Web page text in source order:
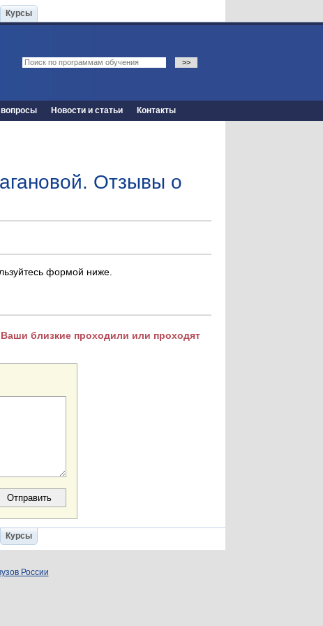
Курсы
Новости и статьи Контакты
Отзывы о
формой ниже.
близкие проходили или проходят
Курсы
России